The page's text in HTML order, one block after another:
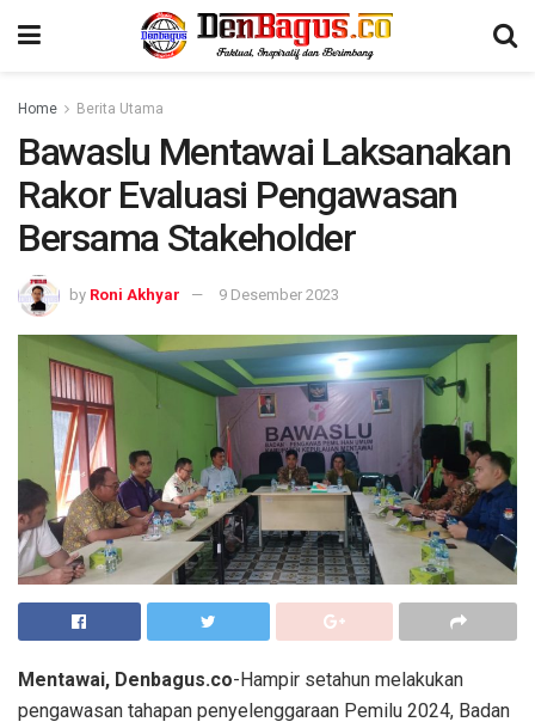
Home Berita Utama
Bawaslu Mentawai Laksanakan
Rakor Evaluasi Pengawasan
Bersama Stakeholder
by Roni Akhyar 9 Desember 2023
Mentawai, Denbagus.co-Hampir setahun melakukan
pengawasan tahapan penyelenggaraan Pemilu 2024, Badan